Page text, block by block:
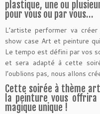
plastique, une ou
pour vous ou par vous…
L’artiste performer va
show case Art et peinture
Le tempo est défini par vos
et sera adapté à cette
l’oublions pas, nous allons
Cette soirée à thème
la peinture vous offrira
magique unique !